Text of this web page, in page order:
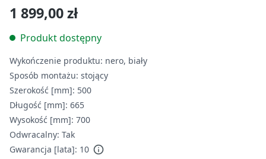
1 899,00 zł
Produkt dostępny
Wykończenie produktu: nero, biały
Sposób montażu: stojący
Szerokość [mm]: 500
Długość [mm]: 665
Wysokość [mm]: 700
Odwracalny: Tak
Gwarancja [lata]: 10